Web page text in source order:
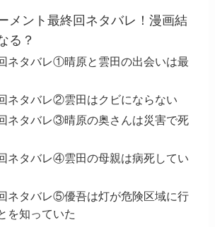
メント最終回ネタバレ！漫画結
る？
ネタバレ①晴原と雲田の出会いは最
ネタバレ②雲田はクビにならない
ネタバレ③晴原の奥さんは災害で死
ネタバレ④雲田の母親は病死してい
ネタバレ⑤優吾は灯が危険区域に行
を知っていた